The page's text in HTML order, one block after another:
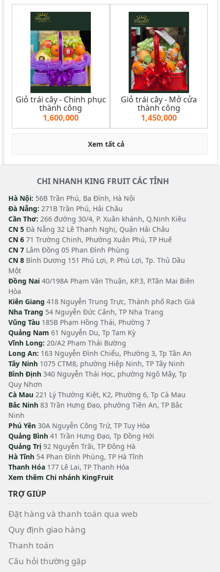
Giỏ trái cây - Chinh phục
thành công
1,600,000
Giỏ trái cây - Mở cửa
thành công
1,450,000
Xem tất cả
CHI NHANH KING FRUIT CÁC TỈNH
Hà Nội: 56B Trần Phú, Ba Đình, Hà Nội
Đà Nẵng: 271B Trần Phú, Hải Châu
Cần Thơ: 266 đường 30/4, P. Xuân khánh, Q.Ninh Kiều
CN 5 Đà Nẵng 32 Lê Thanh Nghị, Quận Hải Châu
CN 6 71 Trường Chinh, Phường Xuân Phú, TP Huế
CN 7 Lâm Đồng 05 Phan Đình Phùng
CN 8 Bình Dương 151 Phú Lợi, P. Phú Lợi, Tp. Thủ Dầu
Một
Đồng Nai 40/198A Phạm Văn Thuận, KP.3, P.Tân Mai Biên
Hòa
Kiên Giang 418 Nguyễn Trung Trực, Thành phố Rạch Giá
Nha Trang 54 Nguyễn Đức Cảnh, TP Nha Trang
Vũng Tàu 185B Phạm Hồng Thái, Phường 7
Quảng Nam 61 Nguyễn Du, Tp Tam Kỳ
Vĩnh Long: 20/A2 Phạm Thái Bường
Long An: 163 Nguyễn Đình Chiểu, Phường 3, Tp Tân An
Tây Ninh 1075 CTM8, phường Hiệp Ninh, TP Tây Ninh
Bình Định 340 Nguyễn Thái Học, phường Ngô Mây, Tp
Quy Nhơn
Cà Mau 221 Lý Thường Kiệt, K2, Phường 6, Tp Cà Mau
Bắc Ninh 83 Trần Hưng Đạo, phường Tiền An, TP Bắc
Ninh
Phú Yên 30A Nguyễn Công Trứ, TP Tuy Hòa
Quảng Bình 41 Trần Hưng Đạo, Tp Đồng Hới
Quảng Trị 92 Nguyễn Trãi, TP Đông Hà
Hà Tĩnh 54 Phan Đình Phùng, TP Hà Tĩnh
Thanh Hóa 177 Lê Lai, TP Thanh Hóa
Xem thêm Chi nhánh KingFruit
TRỢ GIÚP
Đặt hàng và thanh toán qua web
Quy định giao hàng
Thanh toán
Câu hỏi thường gặp